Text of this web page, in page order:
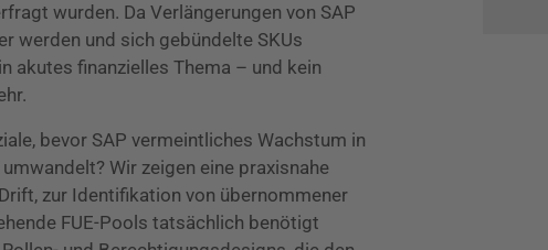
wurden. Da Verlängerungen von SAP
werden und sich gebündelte SKUs
akutes finanzielles Thema – und kein
bevor SAP vermeintliches Wachstum in
Wir zeigen eine praxisnahe
zur Identifikation von übernommener
FUE-Pools tatsächlich benötigt